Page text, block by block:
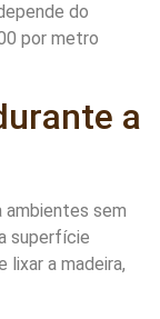
do
por metro
a
ambientes sem
superfície
lixar a madeira,